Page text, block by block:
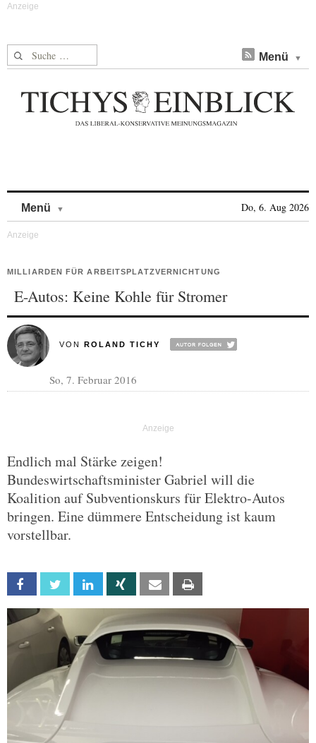
Suche nach: Menü
Menü Do, 6. Aug 2026
MILLIARDEN FÜR ARBEITSPLATZVERNICHTUNG
E-Autos: Keine Kohle für Stromer
VON ROLAND TICHY
So, 7. Februar 2016
Endlich mal Stärke zeigen!
Bundeswirtschaftsminister Gabriel will die
Koalition auf Subventionskurs für Elektro-Autos
bringen. Eine dümmere Entscheidung ist kaum
vorstellbar.
Facebook Twitter Linkedin Xing Email